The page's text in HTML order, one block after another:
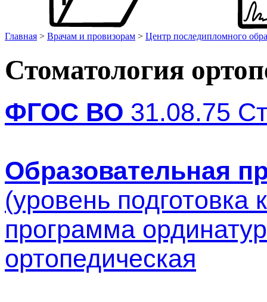
Главная > Врачам и провизорам > Центр последипломного
Стоматология
ФГОС ВО 31.08.75
Образовательная
(уровень
программа
ортопедическая